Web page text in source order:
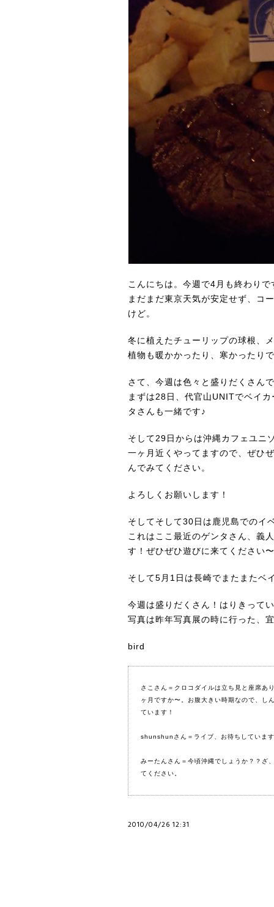
こんにちは。今週で4月も終わりで
まだまだ東京天気が安定せず、コ
けど。
冬に植えたチューリップの球根、
植物も暖かかったり、寒かったり
さて、今週は色々と盛りだくさん
まずは28日、 代官山UNITでベイ
タさんも一緒です♪
そして29日からは沖縄カフェユニ
一ヶ月近くやってますので、ぜひ
んでみてください。
よろしくお願いします！
そしてそして30日は鹿児島でのイ
これはここ最近のゲンタさん、義
す！ぜひぜひ遊びに来てください
そして5月1日は長崎でまたまたベ
今週は盛りだくさん！はりきって
写真は昨年写真展の時に行った、
bird
さこさん＝クロコダイルは立ち見と座席あ
ヶ月ですか〜。お腹大きい時期なので、し
ています！
shunshunさん＝ライブ、お待ちしていま
みーたんさん＝今頃沖縄でしょうか？？ざ
てください。
2010/04/26 12:31